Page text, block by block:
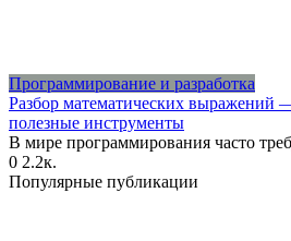
Программирование и разработка
Разбор математических выражений
полезные инструменты
В мире программирования часто
0 2.2к.
Популярные публикации